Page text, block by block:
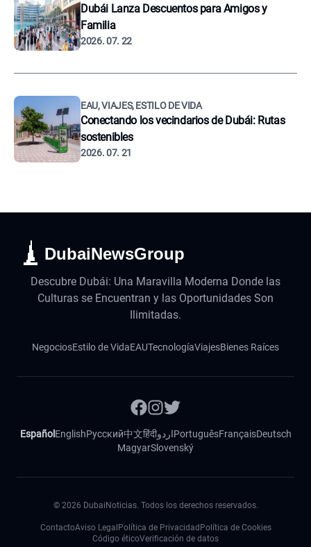
Dubái Lanza Descuentos para Amigos y
Familia
2026. 07. 22
EAU, VIAJES, ESTILO DE VIDA
Conectando los vecindarios de Dubái: Rutas
sostenibles
2026. 07. 21
DubaiNewsGroup
Descubre Dubái: Una Maravilla Moderna Donde las
Culturas se Encuentran y las Oportunidades Son
Ilimitadas.
NegociosEstilo de VidaEAUTecnologíaViajesBienes Raíces
Español EnglishРусский中文हिंदीاردوPortuguêsFrançaisDeutsch
MagyarSlovenský
© 2026 DubaiNoticias. Todos los derechos reservados.
ContactoAviso Legal Política de Privacidad Política de Cookies
Código éticoVerificación de datos